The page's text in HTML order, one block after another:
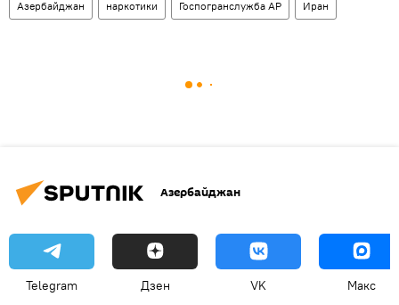
Азербайджан наркотики Госпогранслужба АР Иран
Азербайджан
Telegram Дзен VK Макс